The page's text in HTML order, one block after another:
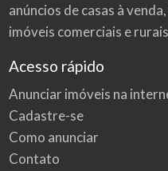
anúncios de casas à
imóveis comerciais e rurais
Acesso rápido
Anunciar imóveis na
Cadastre-se
Como anunciar
Contato